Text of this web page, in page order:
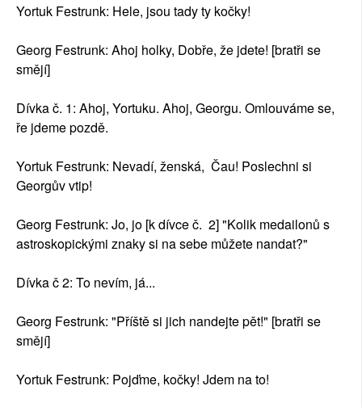
Yortuk Festrunk: Hele, jsou tady ty kočky!
Georg Festrunk: Ahoj holky, Dobře, že jdete! [bratři se
smějí]
Dívka č. 1: Ahoj, Yortuku. Ahoj, Georgu. Omlouváme se,
ře jdeme pozdě.
Yortuk Festrunk: Nevadí, ženská, Čau! Poslechni si
Georgův vtip!
Georg Festrunk: Jo, jo [k dívce č. 2] "Kolik medailonů s
astroskopickými znaky si na sebe můžete nandat?"
Dívka č 2: To nevím, já...
Georg Festrunk: "Příště si jich nandejte pět!" [bratři se
smějí]
Yortuk Festrunk: Pojďme, kočky! Jdem na to!